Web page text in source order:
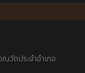
ณวัดประจำอำเภอ